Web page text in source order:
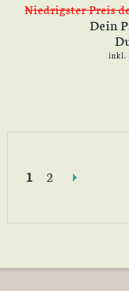
Niedrigster Preis
Dein
inkl.
1 2